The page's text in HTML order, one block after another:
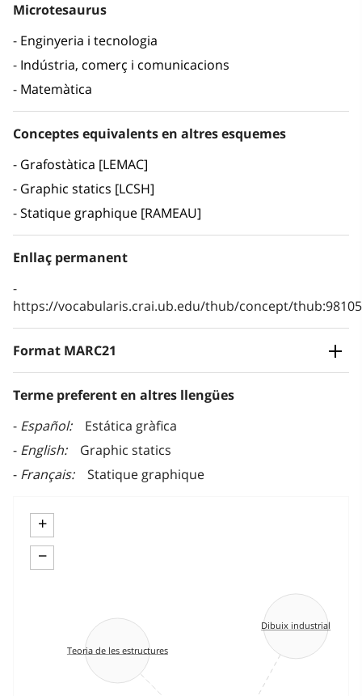
Microtesaurus
Enginyeria i tecnologia
Indústria, comerç i comunicacions
Matemàtica
Conceptes equivalents en altres esquemes
Grafostàtica [LEMAC]
Graphic statics [LCSH]
Statique graphique [RAMEAU]
Enllaç permanent
https://vocabularis.crai.ub.edu/thub/concept/
Format MARC21
Terme preferent en altres llengües
Español
Estática gràfica
English
Graphic statics
Français
Statique graphique
+
−
Teoria de les estructures
Dibuix industrial